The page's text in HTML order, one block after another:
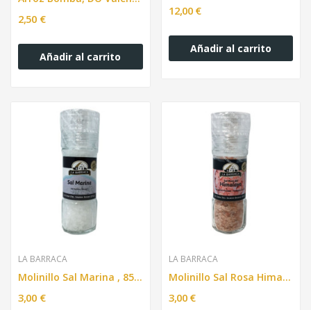
2,50 €
Añadir al carrito
12,00 €
Añadir al carrito
LA BARRACA
Molinillo Sal Marina , 85 gr.
3,00 €
LA BARRACA
Molinillo Sal Rosa Himalaya , 890 gr.
3,00 €